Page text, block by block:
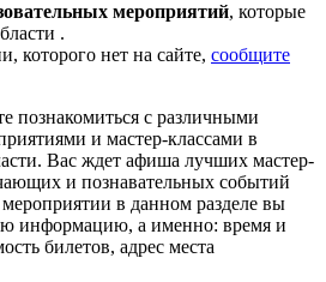
мероприятий, которые
.
которого нет на сайте, сообщите
познакомиться с различными
и мастер-классами в
Вас ждет афиша лучших мастер-
и познавательных событий
в данном разделе вы
информацию, а именно: время и
билетов, адрес места